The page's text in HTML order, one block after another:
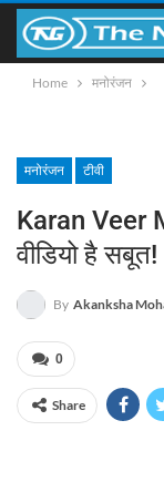
Home मनोरंजन
मनोरंजन टीवी
Karan Veer
वीडियो है सबूत!
By Akanksha
0
Share